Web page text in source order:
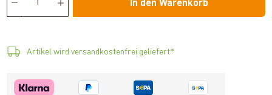
In den Warenkorb
Artikel wird versandkostenfrei geliefert*